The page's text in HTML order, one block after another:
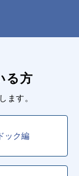
る方
ます。
ック編